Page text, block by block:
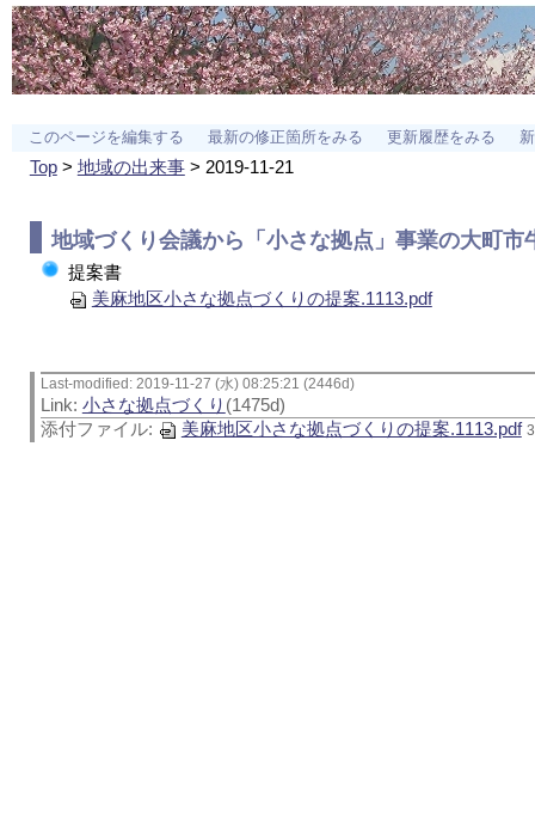
このページを編集する 最新の修正箇所をみる 更新履歴をみる
Top> 地域の出来事> 2019-11-21
地域づくり会議から「小さな拠点」事業の大町
提案書
美麻地区小さな拠点づくりの提案.1113.pdf
Last-modified: 2019-11-27 (水) 08:25:21 (2446d)
Link: 小さな拠点づくり (1475d)
添付ファイル:
美麻地区小さな拠点づくりの提案.1113.pdf